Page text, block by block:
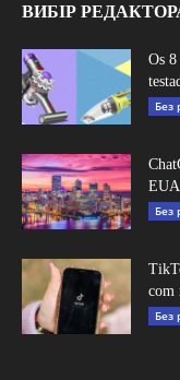
ВИБІР
Os 8
Без
EUA
Без
com
Без